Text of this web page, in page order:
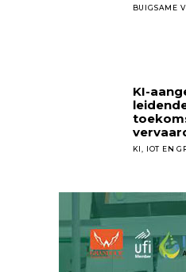
BUIGSAME
KI-
KI, IOT EN